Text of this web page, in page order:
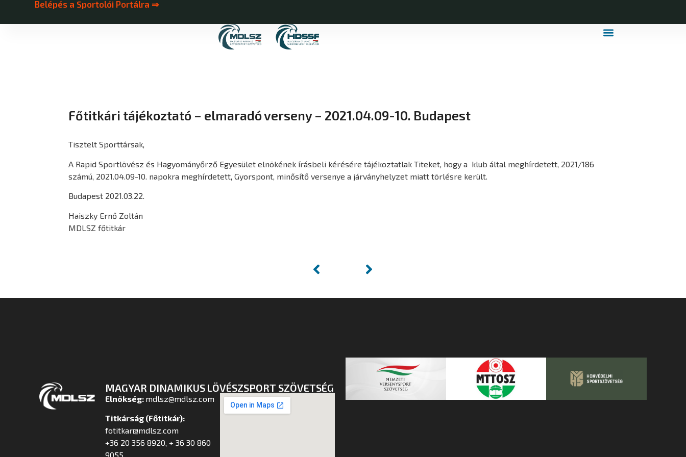
Belépés a Sportolói Portálra ⇒
Főtitkári tájékoztató – elmaradó verseny – 2021.04.09-10. Budapest
Tisztelt Sporttársak,
A Rapid Sportlövész és Hagyományőrző Egyesület elnökének írásbeli kérésére tájékoztatlak Titeket, hogy a klub által meghírdetett, 2021/186
számú, 2021.04.09-10. napokra meghírdetett, Gyorspont, minősítő versenye a járványhelyzet miatt törlésre került.
Budapest 2021.03.22.
Haiszky Ernő Zoltán
MDLSZ főtitkár
MAGYAR DINAMIKUS LÖVÉSZSPORT SZÖVETSÉG
Elnökség: mdlsz@mdlsz.com
Titkárság (Főtitkár):
fotitkar@mdlsz.com
+36 20 356 8920, + 36 30 860
9055